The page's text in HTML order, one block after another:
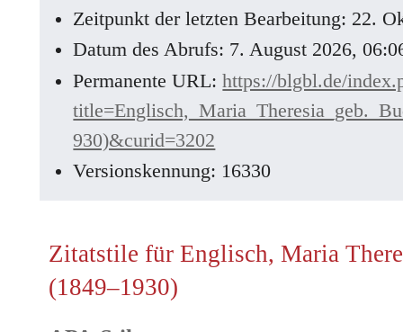
Zeitpunkt der letzten Bearbeitung: 22.
Datum des Abrufs: 7. August 2026,
Permanente URL:https://blgbl.de/
930)&curid=3202
Versionskennung: 16330
Zitatstile für Englisch, Maria
(1849–1930)